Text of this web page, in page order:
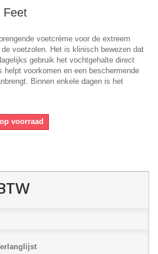
Feet
voetcrème voor de extreem
voetzolen. Het is klinisch bewezen dat
gebruik het vochtgehalte direct
helpt voorkomen en een beschermende
Binnen enkele dagen is het
voorraad